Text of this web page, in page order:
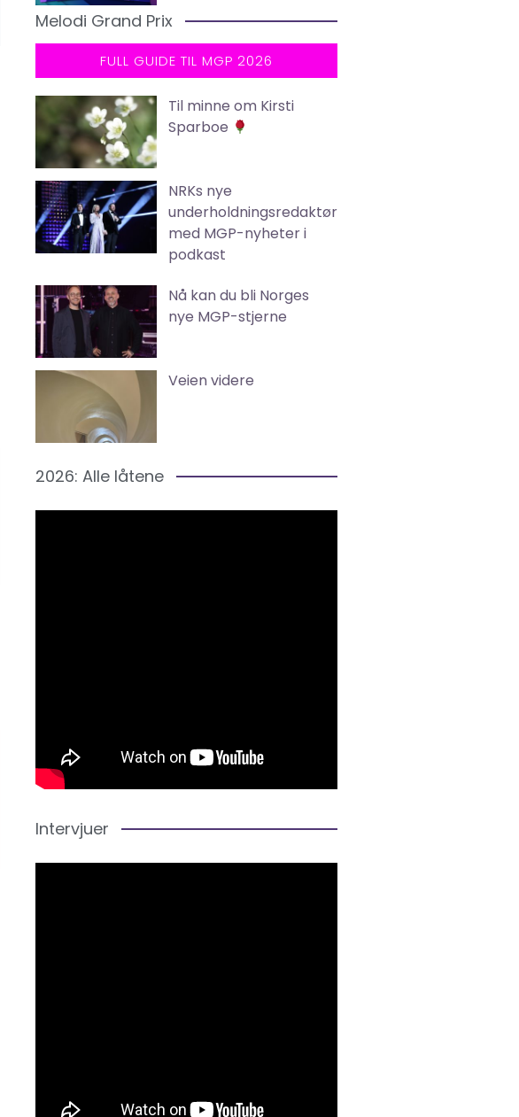
Melodi Grand Prix
FULL GUIDE TIL MGP 2026
Til minne om Kirsti
Sparboe
NRKs nye
underholdningsredaktør
med MGP-nyheter i
podkast
Nå kan du bli Norges
nye MGP-stjerne
Veien videre
2026: Alle låtene
Intervjuer